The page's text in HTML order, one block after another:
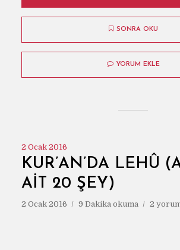
SONRA OKU
YORUM EKLE
2 Ocak 2016
KUR’AN’DA LEHÛ
AIT 20 ŞEY)
2 Ocak 2016 9 Dakika okuma 2